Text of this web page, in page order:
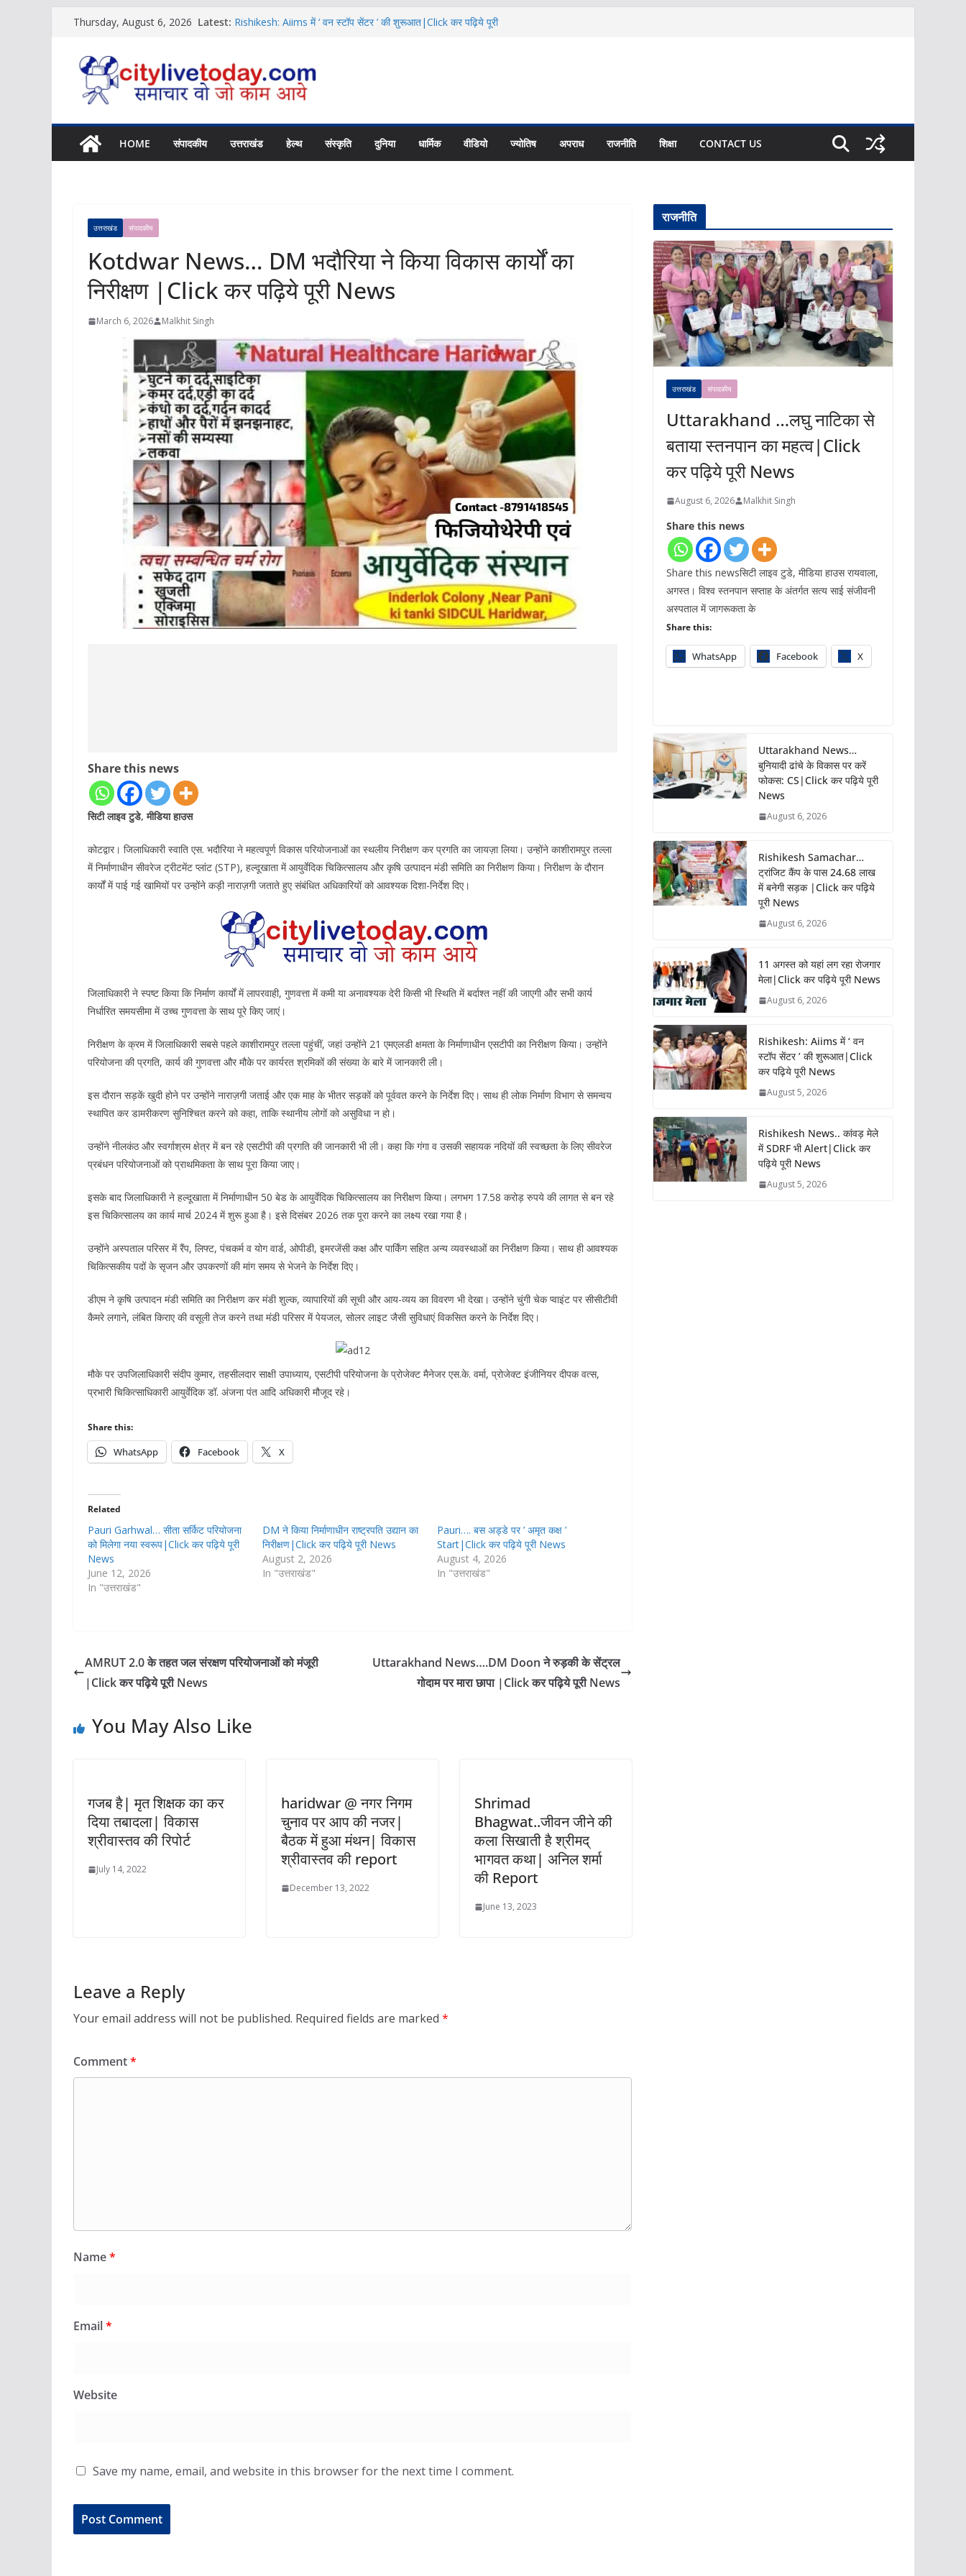
content
Thursday, August 6, 2026 Latest: Rishikesh: Aiims में ‘ वन स्टॉप सेंटर ’ की शुरूआत|Click कर पढ़िये पूरी
News
Uttarakhand News… बुनियादी ढांचे के विकास पर करें फोकस: CS|Click
कर पढ़िये पूरी News
|Click कर पढ़िये पूरी News
11 अगस्त को यहां लग रहा रोजगार मेला|Click कर पढ़िये पूरी News
HOME संपादकीय उत्तराखंड हेल्थ संस्कृति दुनिया धार्मिक वीडियो ज्योतिष अपराध राजनीति शिक्षा CONTACT US
उत्तराखंड संपादकीय
Kotdwar News… DM भदौरिया ने किया विकास कार्यों का
निरीक्षण |Click कर पढ़िये पूरी News
March 6, 2026 Malkhit Singh
Share this news
सिटी लाइव टुडे, मीडिया हाउस
कोटद्वार। जिलाधिकारी स्वाति एस. भदौरिया ने महत्वपूर्ण विकास परियोजनाओं का स्थलीय निरीक्षण कर प्रगति का जायज़ा लिया। उन्होंने काशीरामपुर तल्ला
में निर्माणाधीन सीवरेज ट्रीटमेंट प्लांट (STP), हल्दूखाता में आयुर्वेदिक चिकित्सालय और कृषि उत्पादन मंडी समिति का निरीक्षण किया। निरीक्षण के दौरान
कार्यों में पाई गई खामियों पर उन्होंने कड़ी नाराज़गी जताते हुए संबंधित अधिकारियों को आवश्यक दिशा-निर्देश दिए।
जिलाधिकारी ने स्पष्ट किया कि निर्माण कार्यों में लापरवाही, गुणवत्ता में कमी या अनावश्यक देरी किसी भी स्थिति में बर्दाश्त नहीं की जाएगी और सभी कार्य
निर्धारित समयसीमा में उच्च गुणवत्ता के साथ पूरे किए जाएं।
निरीक्षण के क्रम में जिलाधिकारी सबसे पहले काशीरामपुर तल्ला पहुंचीं, जहां उन्होंने 21 एमएलडी क्षमता के निर्माणाधीन एसटीपी का निरीक्षण किया। उन्होंने
परियोजना की प्रगति, कार्य की गुणवत्ता और मौके पर कार्यरत श्रमिकों की संख्या के बारे में जानकारी ली।
इस दौरान सड़कें खुदी होने पर उन्होंने नाराज़गी जताई और एक माह के भीतर सड़कों को पूर्ववत करने के निर्देश दिए। साथ ही लोक निर्माण विभाग से समन्वय
स्थापित कर डामरीकरण सुनिश्चित करने को कहा, ताकि स्थानीय लोगों को असुविधा न हो।
उन्होंने नीलकंठ और स्वर्गाश्रम क्षेत्र में बन रहे एसटीपी की प्रगति की जानकारी भी ली। कहा कि गंगा व उसकी सहायक नदियों की स्वच्छता के लिए सीवरेज
प्रबंधन परियोजनाओं को प्राथमिकता के साथ पूरा किया जाए।
इसके बाद जिलाधिकारी ने हल्दूखाता में निर्माणाधीन 50 बेड के आयुर्वेदिक चिकित्सालय का निरीक्षण किया। लगभग 17.58 करोड़ रुपये की लागत से बन रहे
इस चिकित्सालय का कार्य मार्च 2024 में शुरू हुआ है। इसे दिसंबर 2026 तक पूरा करने का लक्ष्य रखा गया है।
उन्होंने अस्पताल परिसर में रैंप, लिफ्ट, पंचकर्म व योग वार्ड, ओपीडी, इमरजेंसी कक्ष और पार्किंग सहित अन्य व्यवस्थाओं का निरीक्षण किया। साथ ही आवश्यक
चिकित्सकीय पदों के सृजन और उपकरणों की मांग समय से भेजने के निर्देश दिए।
डीएम ने कृषि उत्पादन मंडी समिति का निरीक्षण कर मंडी शुल्क, व्यापारियों की सूची और आय-व्यय का विवरण भी देखा। उन्होंने चुंगी चेक प्वाइंट पर सीसीटीवी
कैमरे लगाने, लंबित किराए की वसूली तेज करने तथा मंडी परिसर में पेयजल, सोलर लाइट जैसी सुविधाएं विकसित करने के निर्देश दिए।
मौके पर उपजिलाधिकारी संदीप कुमार, तहसीलदार साक्षी उपाध्याय, एसटीपी परियोजना के प्रोजेक्ट मैनेजर एस.के. वर्मा, प्रोजेक्ट इंजीनियर दीपक वत्स,
प्रभारी चिकित्साधिकारी आयुर्वेदिक डॉ. अंजना पंत आदि अधिकारी मौजूद रहे।
Share this:
WhatsApp Facebook X
Related
Pauri Garhwal… सीता सर्किट परियोजना
को मिलेगा नया स्वरूप|Click कर पढ़िये पूरी
News
June 12, 2026
In "उत्तराखंड"
DM ने किया निर्माणाधीन राष्ट्रपति उद्यान का
निरीक्षण|Click कर पढ़िये पूरी News
August 2, 2026
In "उत्तराखंड"
Pauri…. बस अड्डे पर ’ अमृत कक्ष ’
Start|Click कर पढ़िये पूरी News
August 4, 2026
In "उत्तराखंड"
AMRUT 2.0 के तहत जल संरक्षण परियोजनाओं को मंजूरी
|Click कर पढ़िये पूरी News
Uttarakhand News….DM Doon ने रुड़की के सेंट्रल
गोदाम पर मारा छापा |Click कर पढ़िये पूरी News
You May Also Like
गजब है| मृत शिक्षक का कर
दिया तबादला| विकास
श्रीवास्तव की रिपोर्ट
July 14, 2022
haridwar @ नगर निगम
चुनाव पर आप की नजर|
बैठक में हुआ मंथन| विकास
श्रीवास्तव की report
December 13, 2022
Shrimad
Bhagwat..जीवन जीने की
कला सिखाती है श्रीमद्
भागवत कथा| अनिल शर्मा
की Report
June 13, 2023
Leave a Reply
Your email address will not be published. Required fields are marked *
Comment*
Name*
Email*
Website
Save my name, email, and website in this browser for the next time I comment.
राजनीति
उत्तराखंड संपादकीय
Uttarakhand …लघु नाटिका से
बताया स्तनपान का महत्व|Click
कर पढ़िये पूरी News
August 6, 2026 Malkhit Singh
Share this news
Share this newsसिटी लाइव टुडे, मीडिया हाउस रायवाला,
अगस्त। विश्व स्तनपान सप्ताह के अंतर्गत सत्य साई संजीवनी
अस्पताल में जागरूकता के
Share this:
WhatsApp Facebook X
Uttarakhand News…
बुनियादी ढांचे के विकास पर करें
फोकस: CS|Click कर पढ़िये पूरी
News
August 6, 2026
Rishikesh Samachar…
ट्रांजिट कैंप के पास 24.68 लाख
में बनेगी सड़क |Click कर पढ़िये
पूरी News
August 6, 2026
11 अगस्त को यहां लग रहा रोजगार
मेला|Click कर पढ़िये पूरी News
August 6, 2026
Rishikesh: Aiims में ‘ वन
स्टॉप सेंटर ’ की शुरूआत|Click
कर पढ़िये पूरी News
August 5, 2026
Rishikesh News.. कांवड़ मेले
में SDRF भी Alert|Click कर
पढ़िये पूरी News
August 5, 2026